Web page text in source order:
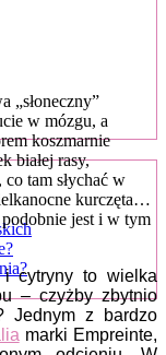
„słoneczny”
w mózgu, a
koszmarnie
białej rasy,
tam słychać w
kurczęta…
podobnie jest i w tym
cytryny to wielka
– czyżby zbytnio
Jednym z bardzo
marki Empreinte,